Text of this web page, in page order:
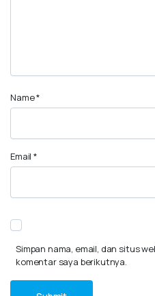
Name*
Email*
Simpan nama, email, dan situs
komentar saya berikutnya.